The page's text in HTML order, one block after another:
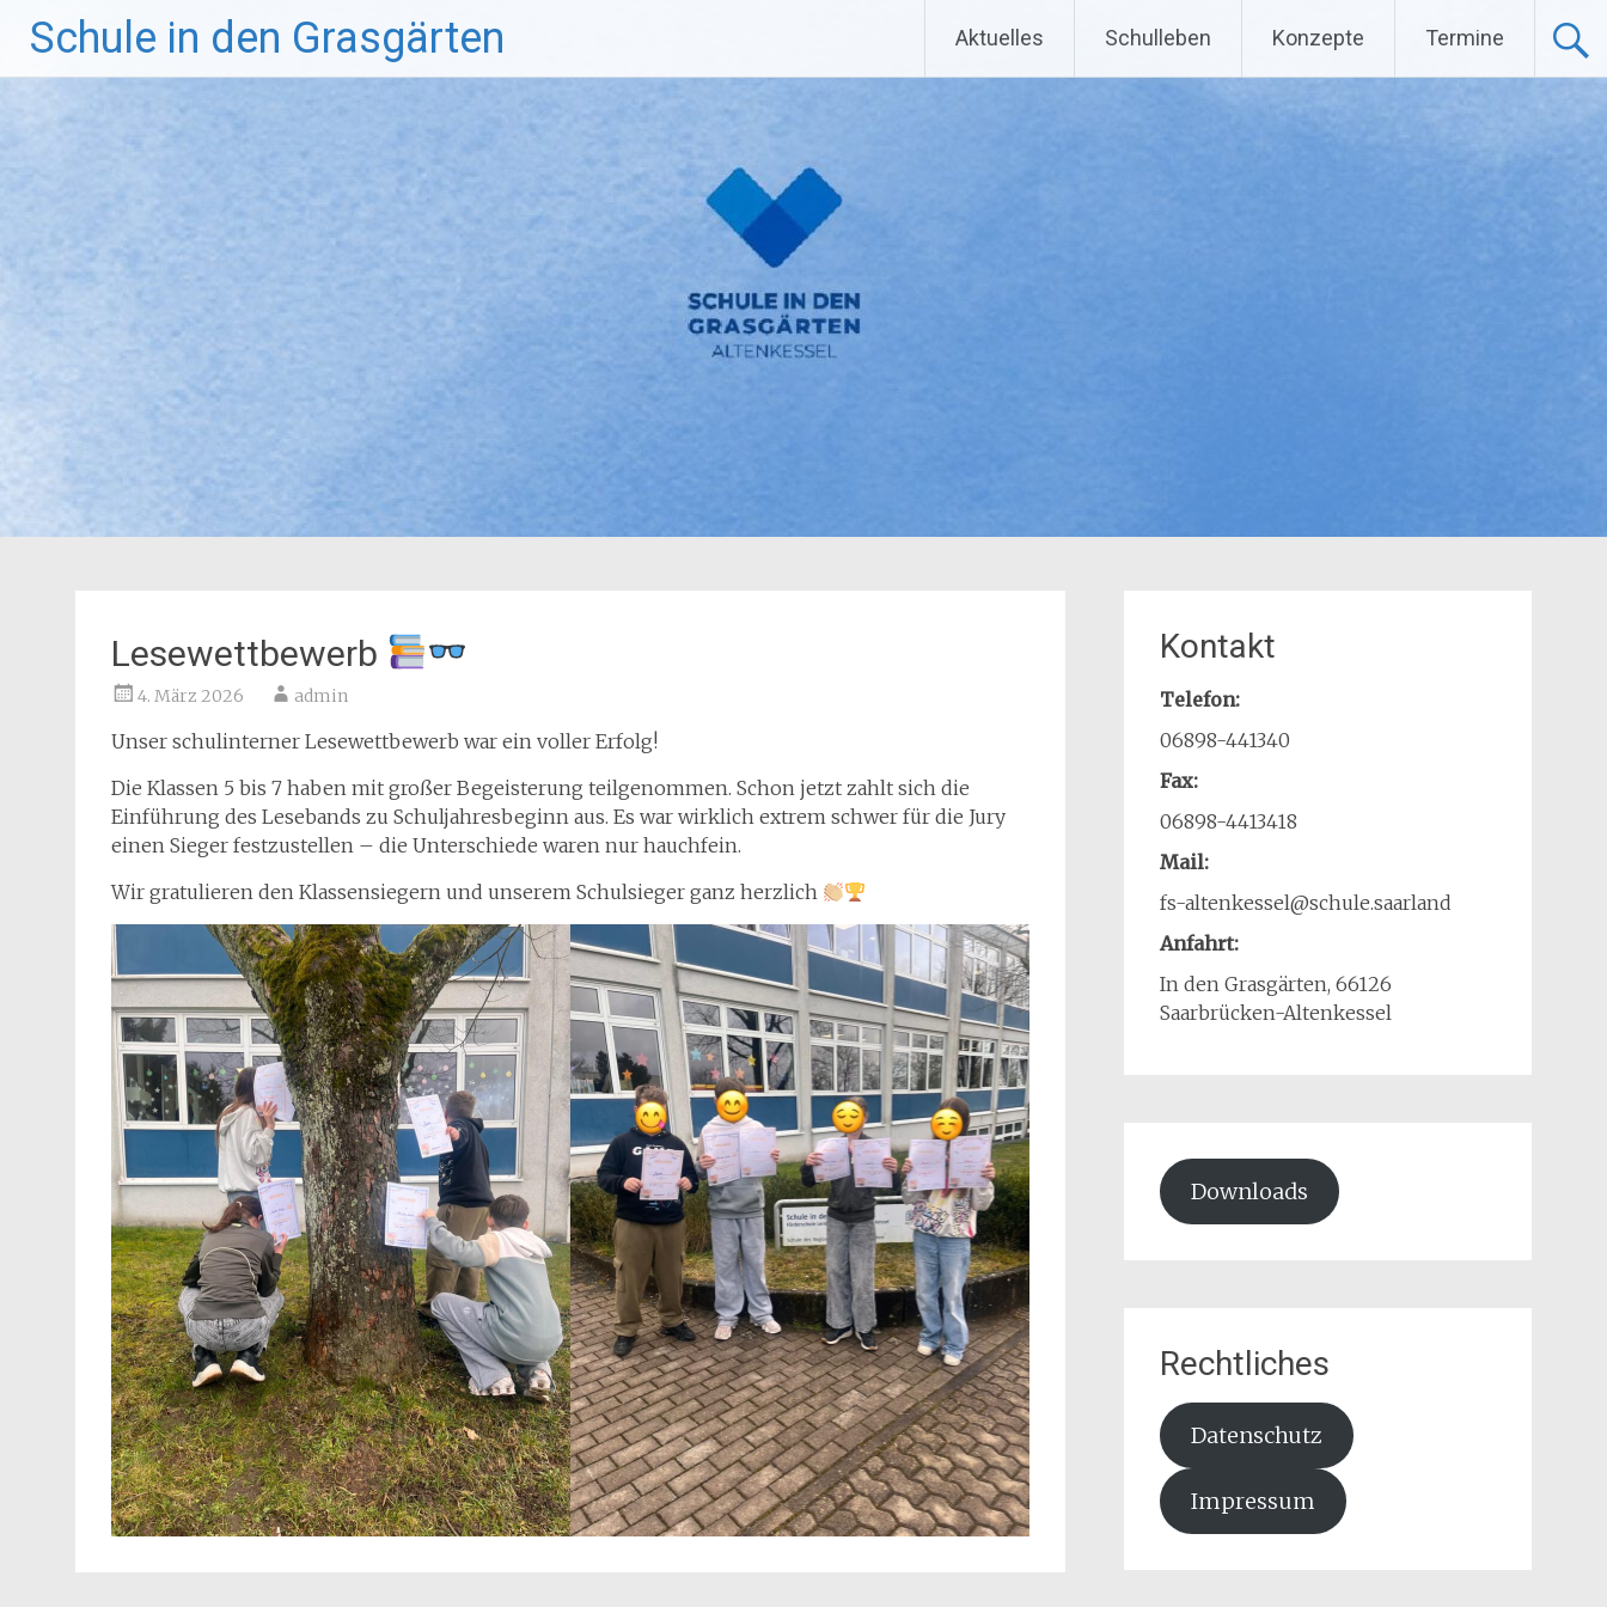
Inhalt
springen
Schule in den Grasgärten Aktuelles Schulleben Konzepte Termine
Lesewettbewerb
4. März 2026 admin
Unser schulinterner Lesewettbewerb war ein voller Erfolg!
Die Klassen 5 bis 7 haben mit großer Begeisterung teilgenommen. Schon jetzt zahlt sich die
Einführung des Lesebands zu Schuljahresbeginn aus. Es war wirklich extrem schwer für die Jury
einen Sieger festzustellen – die Unterschiede waren nur hauchfein.
Wir gratulieren den Klassensiegern und unserem Schulsieger ganz herzlich
Kontakt
Telefon:
06898-441340
Fax:
06898-4413418
Mail:
fs-altenkessel@schule.saarland
Anfahrt:
In den Grasgärten, 66126
Saarbrücken-Altenkessel
Downloads
Rechtliches
Datenschutz
Impressum